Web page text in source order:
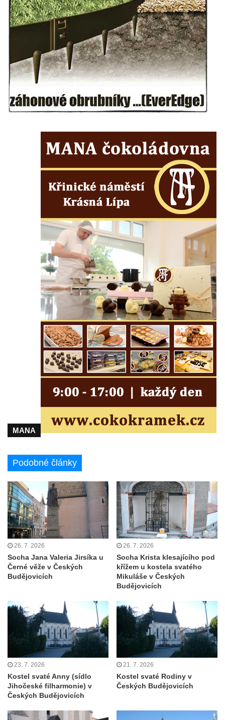
Kenotaf Antonína Krause na hřbitově v
Lužici
Pomník vojákům Rudé armády na hřbitově
v Kozlech
Pamětní deska pochodu smrti v Saupsdorfu
Pomník obětem 2. světové války v parku
Walthera von der Vogelweide v Duchcově
Památník obětem holokaustu v Lipové ulici
Pomník obětem válek v Jeníkově
kapli Panny Marie v Lahošti
Pomník obětem 2. světové války v parku v
Mikulášovicích
ulici U Plovárny ve Frýdlantu
Pamětní deska Rumburské vzpoury na
Základní škole Tyršova v Rumburku
Socha Nepokořený v parku Rumburské
vzpoury v Rumburku
Pamětní deska obětem holokaustu u
židovského hřbitova v Kovanicích
Pamětní deska legionářům na Obecním
úřadě v Kovanicích
Pomník obětem 1. světové války v
Kovanicích
Pomník obětem válek v Kněževsi
Trutnově
Pomník obětem koncentračního tábora na
Pomník pracovního nasazení vězňů
koncentračního tábora v Tovární ulici v
Rychnově u Jablonce nad Nisou
Kenotaf Alfreda Langa na hřbitově v Krásné
u Pěnčína
Kenotaf Emila Posselta na hřbitově v
Krásné u Pěnčína
Kenotaf Edmunda Andera na hřbitově v
Krásné u Pěnčína
Hřbitovní kaple rodiny Fiedler na hřbitově v
Teplicích nad Metují
Kenotaf Franze Ruseho na hřbitově v
Teplicích nad Metují
Pomník obětem 2. světové války na hřbitově
v Teplicích nad Metují
Hrob Waltera Hilleho na hřbitově ve Vlčí
Hoře
Benešově nad Ploučnicí
MANA
Podobné články
26. 7. 2026
Socha Jana Valeria Jirsíka u
Černé věže v Českých
Budějovicích
26. 7. 2026
Socha Krista klesajícího pod
křížem u kostela svatého
Mikuláše v Českých
Budějovicích
23. 7. 2026
Kostel svaté Anny (sídlo
Jihočeské filharmonie) v
Českých Budějovicích
21. 7. 2026
Kostel svaté Rodiny v
Českých Budějovicích